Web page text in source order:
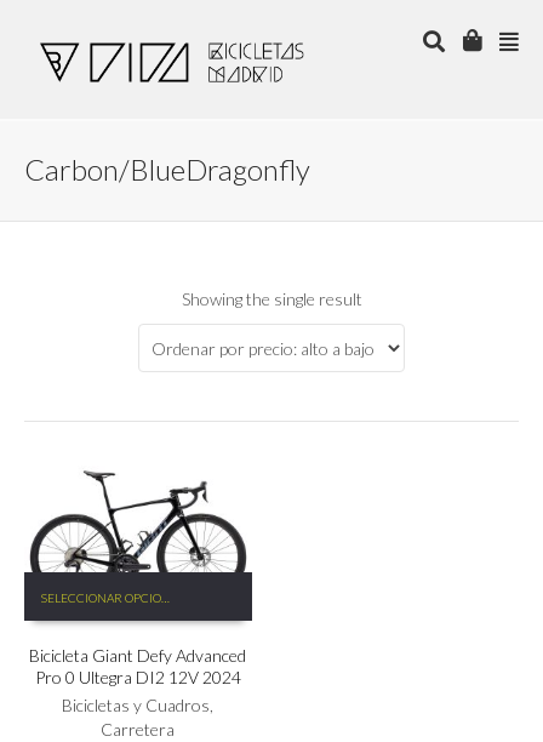
Carbon/BlueDragonfly
Showing the single result
SELECCIONAR OPCIONES
producto
múltiples
variantes.
Bicicleta Giant Defy Advanced
Pro 0 Ultegra DI2 12V 2024
Bicicletas y Cuadros,
Carretera